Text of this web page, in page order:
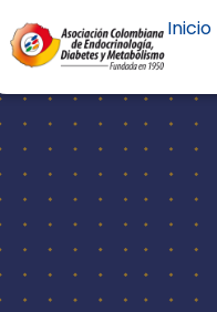
Inicio